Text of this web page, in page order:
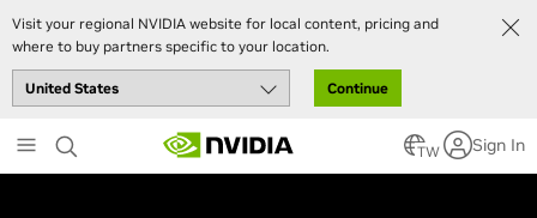
Visit your regional NVIDIA website for local content, pricing and
where to buy partners specific to your location.
Continue
to
main
TW Sign In